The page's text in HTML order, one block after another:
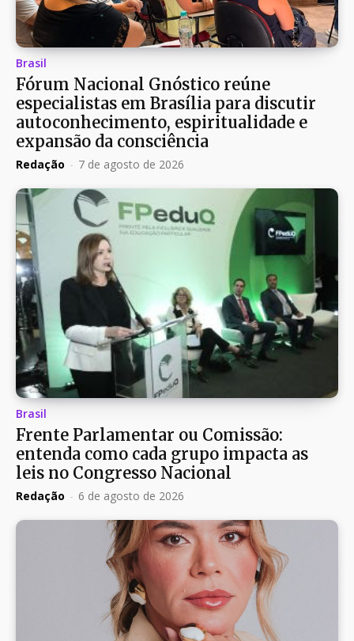
Brasil
Fórum Nacional Gnóstico reúne
especialistas em Brasília para discutir
autoconhecimento, espiritualidade e
expansão da consciência
Redação - 7 de agosto de 2026
Brasil
Frente Parlamentar ou Comissão:
entenda como cada grupo impacta as
leis no Congresso Nacional
Redação - 6 de agosto de 2026